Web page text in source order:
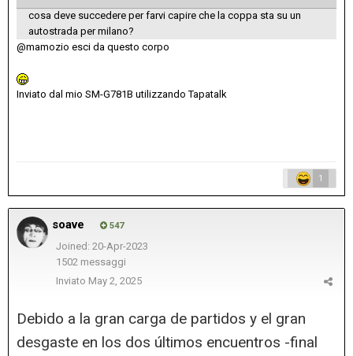
cosa deve succedere per farvi capire che la coppa sta su un
autostrada per milano?
@mamozio esci da questo corpo
Inviato dal mio SM-G781B utilizzando Tapatalk
1
soave 547
Joined: 20-Apr-2023
1502 messaggi
Inviato May 2, 2025
Debido a la gran carga de partidos y el gran
desgaste en los dos últimos encuentros -final